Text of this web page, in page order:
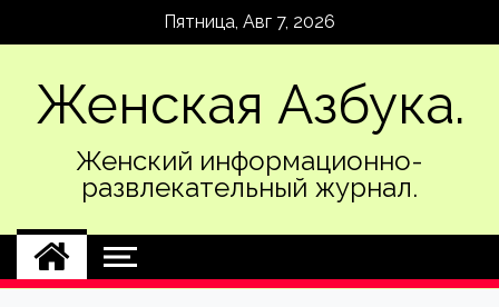
Пятница, Авг 7, 2026
Женская Азбука.
Женский информационно-
развлекательный журнал.